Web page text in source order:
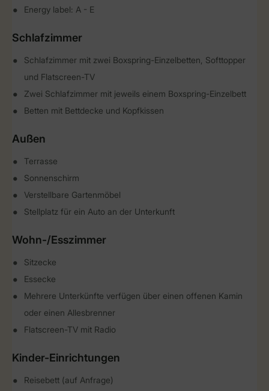
Energy label: A - E
Schlafzimmer
Schlafzimmer mit zwei Boxspring-Einzelbetten, Softtopper
und Flatscreen-TV
Zwei Schlafzimmer mit jeweils einem Boxspring-Einzelbett
Betten mit Bettdecke und Kopfkissen
Außen
Terrasse
Sonnenschirm
Verstellbare Gartenmöbel
Stellplatz für ein Auto an der Unterkunft
Wohn-/Esszimmer
Sitzecke
Essecke
Mehrere Unterkünfte verfügen über einen offenen Kamin
oder einen Allesbrenner
Flatscreen-TV mit Radio
Kinder-Einrichtungen
Reisebett (auf Anfrage)